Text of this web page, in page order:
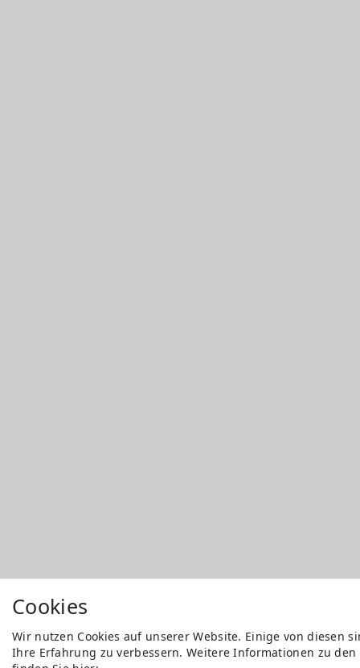
Cookies
Wir nutzen Cookies auf unserer Website. Einige von diesen
Ihre Erfahrung zu verbessern. Weitere Informationen zu